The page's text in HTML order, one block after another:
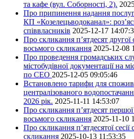
та кафе (вул. Соборності, 2).
Про припинення надання
КП «Козелецьводоканал»:
співвласників 2025-12-17
Про скликання п’ятдесят другої
восьмого скликання 2025-12-08
Про проведення громадських
містобудівної документації на
по СЕО 2025-12-05 09:05:46
Встановлено тарифи для
централізованого
2026 рік. 2025-11-11 14:53:07
Про скликання п’ятдесят першої
восьмого скликання 2025-11-10
Про скликання п’ятдесятої
скликання 2025-10-13 11:53:35